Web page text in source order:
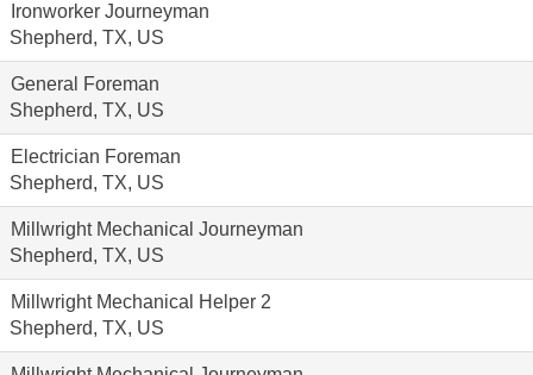
Ironworker Journeyman
Shepherd, TX, US
General Foreman
Shepherd, TX, US
Electrician Foreman
Shepherd, TX, US
Millwright Mechanical Journeyman
Shepherd, TX, US
Millwright Mechanical Helper 2
Shepherd, TX, US